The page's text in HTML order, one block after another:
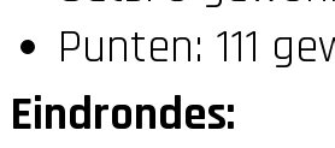
Punten: 111
Eindrondes: